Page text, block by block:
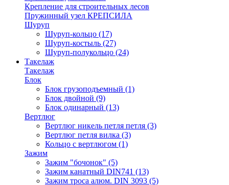
Крепление для строительных лесов
Пружинный узел КРЕПСИЛА
Шуруп
Шуруп-кольцо (17)
Шуруп-костыль (27)
Шуруп-полукольцо (24)
Такелаж
Такелаж
Блок
Блок грузоподъемный (1)
Блок двойной (9)
Блок одинарный (13)
Вертлюг
Вертлюг никель петля петля (3)
Вертлюг петля вилка (3)
Кольцо с вертлюгом (1)
Зажим
Зажим "бочонок" (5)
Зажим канатный DIN741 (13)
Зажим троса алюм. DIN 3093 (5)